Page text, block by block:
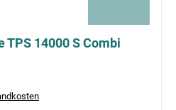
TPS 14000 S Combi